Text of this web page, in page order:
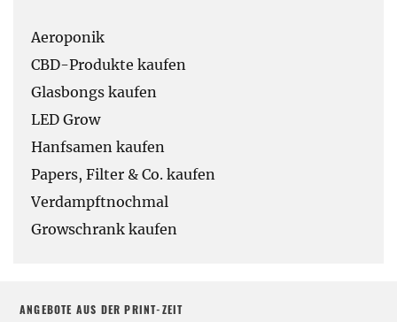
Aeroponik
CBD-Produkte kaufen
Glasbongs kaufen
LED Grow
Hanfsamen kaufen
Papers, Filter & Co. kaufen
Verdampftnochmal
Growschrank kaufen
ANGEBOTE AUS DER PRINT-ZEIT